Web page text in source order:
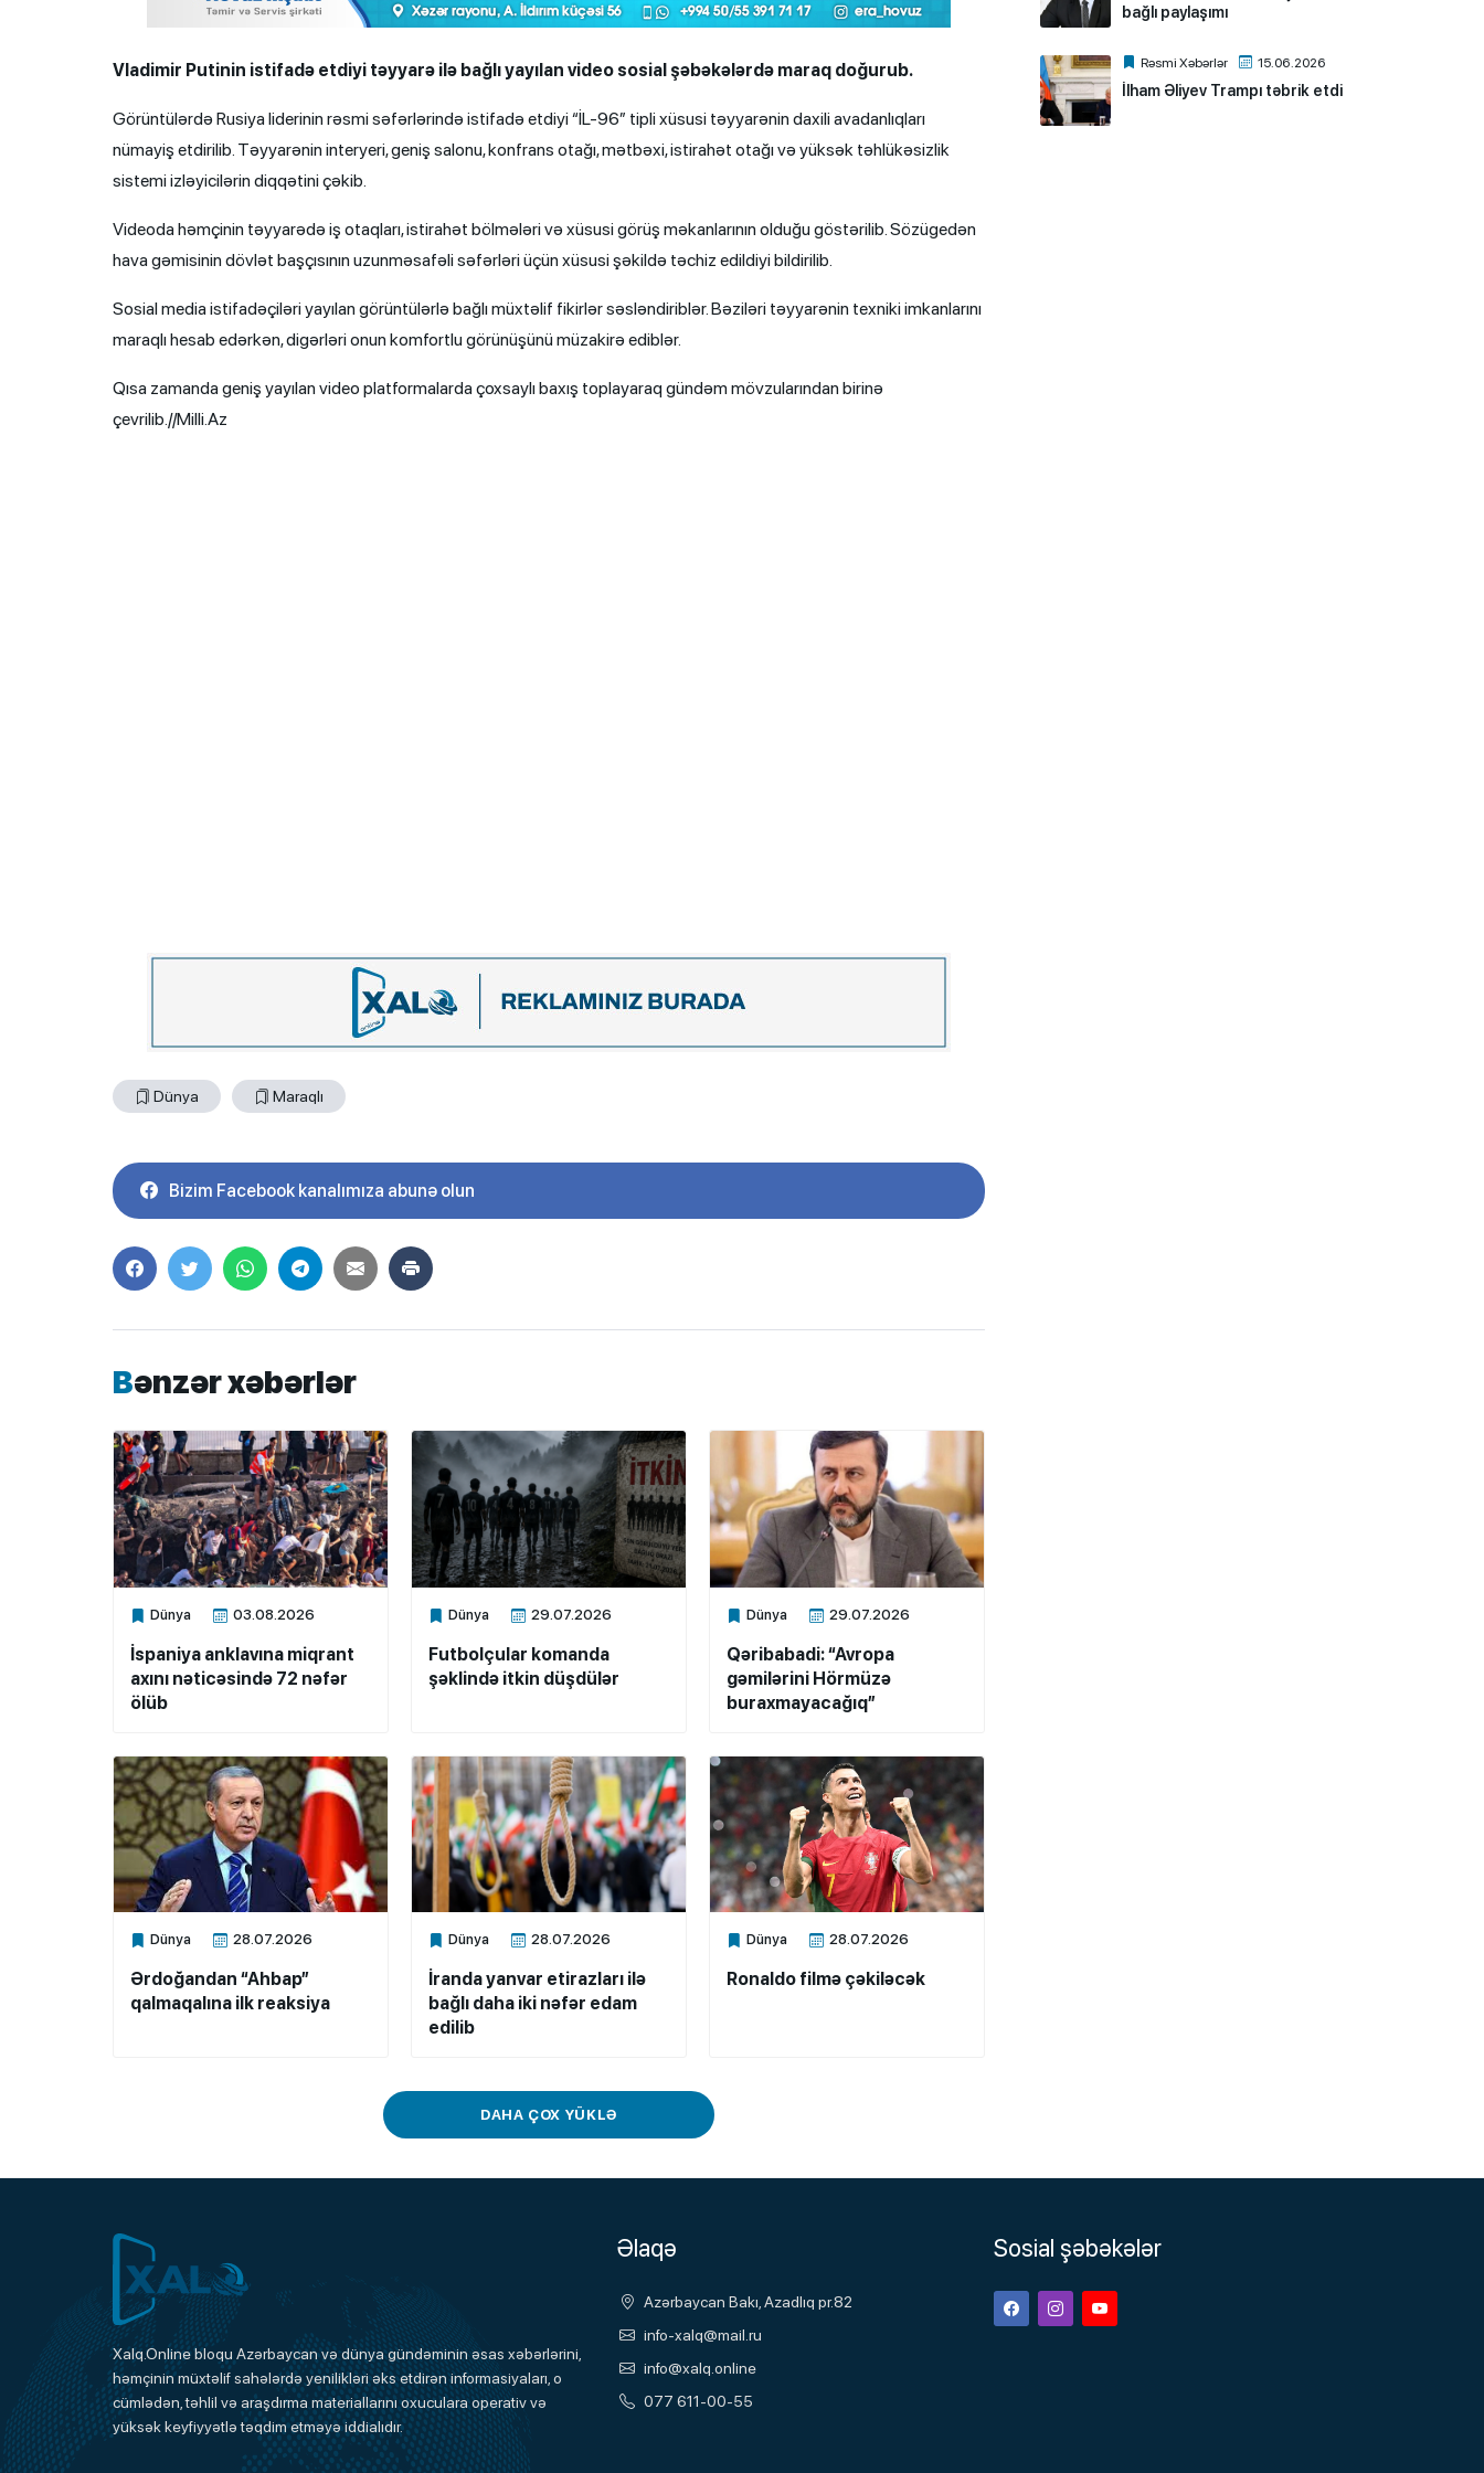
Vladimir Putinin istifadə etdiyi təyyarə ilə bağlı yayılan video sosial şəbəkələrdə maraq doğurub.
Görüntülərdə Rusiya liderinin rəsmi səfərlərində istifadə etdiyi “İL-96” tipli xüsusi təyyarənin daxili avadanlıqları
nümayiş etdirilib. Təyyarənin interyeri, geniş salonu, konfrans otağı, mətbəxi, istirahət otağı və yüksək təhlükəsizlik
sistemi izləyicilərin diqqətini çəkib.
Videoda həmçinin təyyarədə iş otaqları, istirahət bölmələri və xüsusi görüş məkanlarının olduğu göstərilib. Sözügedən
hava gəmisinin dövlət başçısının uzunməsafəli səfərləri üçün xüsusi şəkildə təchiz edildiyi bildirilib.
Sosial media istifadəçiləri yayılan görüntülərlə bağlı müxtəlif fikirlər səsləndiriblər. Bəziləri təyyarənin texniki imkanlarını
maraqlı hesab edərkən, digərləri onun komfortlu görünüşünü müzakirə ediblər.
Qısa zamanda geniş yayılan video platformalarda çoxsaylı baxış toplayaraq gündəm mövzularından birinə
çevrilib.//Milli.Az
Dünya Maraqlı
Bizim Facebook kanalımıza abunə olun
Bənzər xəbərlər
Dünya 03.08.2026
Xalq.Online
İspaniya anklavına miqrant
axını nəticəsində 72 nəfər
ölüb
Dünya 29.07.2026
Xalq.Online
Futbolçular komanda
şəklində itkin düşdülər
Dünya 29.07.2026
Xalq.Online
Qəribabadi: “Avropa
gəmilərini Hörmüzə
buraxmayacağıq”
Dünya 28.07.2026
Xalq.Online
Ərdoğandan “Ahbap”
qalmaqalına ilk reaksiya
Dünya 28.07.2026
Xalq.Online
İranda yanvar etirazları ilə
bağlı daha iki nəfər edam
edilib
Dünya 28.07.2026
Xalq.Online
Ronaldo filmə çəkiləcək
DAHA ÇOX YÜKLƏ
bağlı paylaşımı
Rəsmi Xəbərlər 15.06.2026
İlham Əliyev Trampı təbrik etdi
Xalq.Online
Onlayn Platforma
Xalq.Online bloqu Azərbaycan və dünya gündəminin əsas xəbərlərini,
həmçinin müxtəlif sahələrdə yenilikləri əks etdirən informasiyaları, o
cümlədən, təhlil və araşdırma materiallarını oxuculara operativ və
yüksək keyfiyyətlə təqdim etməyə iddialıdır.
Əlaqə
Azərbaycan Bakı, Azadlıq pr.82
info-xalq@mail.ru
info@xalq.online
077 611-00-55
Sosial şəbəkələr
FacebookInstagramYoutube